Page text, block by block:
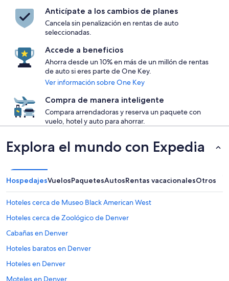
Anticípate a los cambios de planes
Cancela sin penalización en rentas de auto
seleccionadas.
Accede a beneficios
Ahorra desde un 10% en más de un millón de rentas
de auto si eres parte de One Key.
Ver información sobre One Key
Compra de manera inteligente
Compara arrendadoras y reserva un paquete con
vuelo, hotel y auto para ahorrar.
Explora el mundo con Expedia
HospedajesVuelosPaquetesAutosRentas vacacionalesOtros
Hoteles cerca de Museo Black American West
Hoteles cerca de Zoológico de Denver
Cabañas en Denver
Hoteles baratos en Denver
Hoteles en Denver
Moteles en Denver